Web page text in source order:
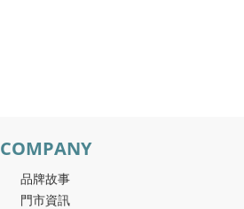
COMPANY
品牌故事
門市資訊